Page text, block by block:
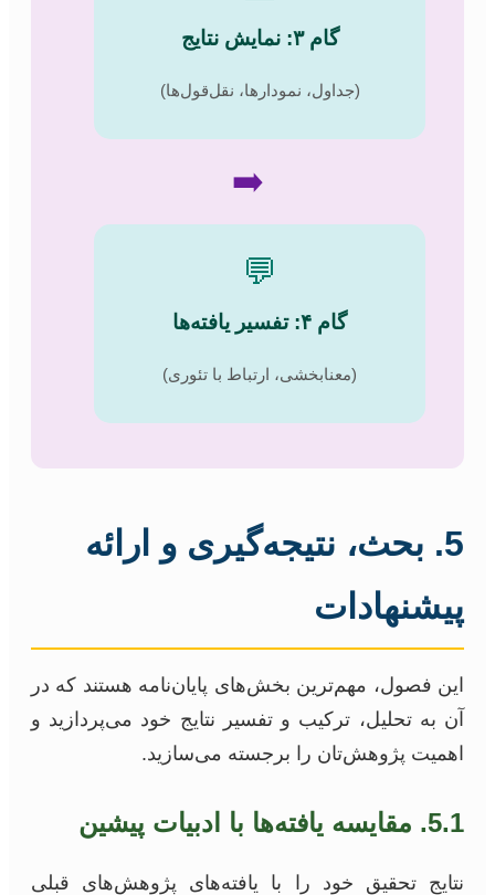
گام ۳: نمایش نتایج
(جداول، نمودارها، نقل‌قول‌ها)
➡️
💬
گام ۴: تفسیر یافته‌ها
(معنابخشی، ارتباط با تئوری)
5. بحث، نتیجه‌گیری و ارائه
پیشنهادات
این فصول، مهم‌ترین بخش‌های پایان‌نامه هستند که در
آن به تحلیل، ترکیب و تفسیر نتایج خود می‌پردازید و
اهمیت پژوهش‌تان را برجسته می‌سازید.
5.1. مقایسه یافته‌ها با ادبیات پیشین
نتایج تحقیق خود را با یافته‌های پژوهش‌های قبلی